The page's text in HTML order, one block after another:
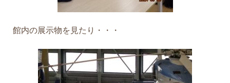
館内の展示物を見たり・・・